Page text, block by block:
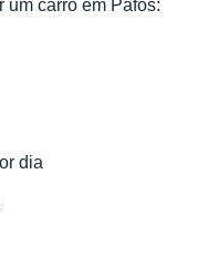
um carro em Pafos:
dia